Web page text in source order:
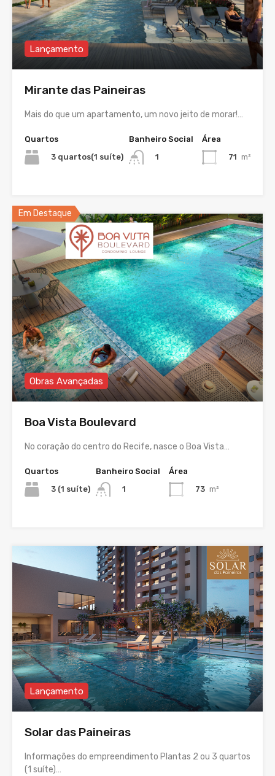
Lançamento
Mirante das Paineiras
Mais do que um apartamento, um novo jeito de morar!…
Quartos
3 quartos(1 suíte)
Banheiro Social
1
Área
71 m²
Em Destaque
Obras Avançadas
Boa Vista Boulevard
No coração do centro do Recife, nasce o Boa Vista…
Quartos
3 (1 suíte)
Banheiro Social
1
Área
73 m²
Lançamento
Solar das Paineiras
Informações do empreendimento Plantas 2 ou 3 quartos
(1 suíte)…